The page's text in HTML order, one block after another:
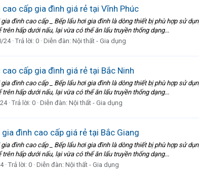
cao cấp gia đình giá rẻ tại Vĩnh Phúc
đình cao cấp _ Bếp lẩu hơi gia đình là dòng thiết bị phù hợp sử
hấp dưới nấu, lại vừa có thể ăn lẩu truyền thống dạng...
24 Trả lời: 0 Diễn đàn: Nội thất - Gia dụng
cao cấp gia đình giá rẻ tại Bắc Ninh
đình cao cấp _ Bếp lẩu hơi gia đình là dòng thiết bị phù hợp sử
hấp dưới nấu, lại vừa có thể ăn lẩu truyền thống dạng...
Trả lời: 0 Diễn đàn: Nội thất - Gia dụng
gia đình cao cấp giá rẻ tại Bắc Giang
đình cao cấp _ Bếp lẩu hơi gia đình là dòng thiết bị phù hợp sử
hấp dưới nấu, lại vừa có thể ăn lẩu truyền thống dạng...
Trả lời: 0 Diễn đàn: Nội thất - Gia dụng